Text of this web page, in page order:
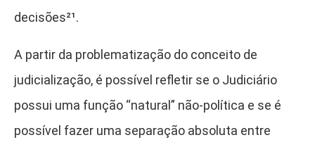
decisões²¹.
A partir da problematização do conceito de
judicialização, é possível refletir se o Judiciário
possui uma função “natural” não-política e se é
possível fazer uma separação absoluta entre